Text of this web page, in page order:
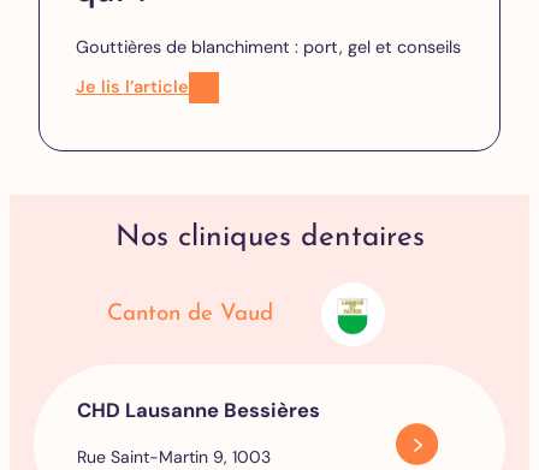
Gouttières de blanchiment : port, gel et conseils
Je lis l’article
Nos cliniques dentaires
Canton de Vaud
CHD Lausanne Bessières
Rue Saint-Martin 9, 1003